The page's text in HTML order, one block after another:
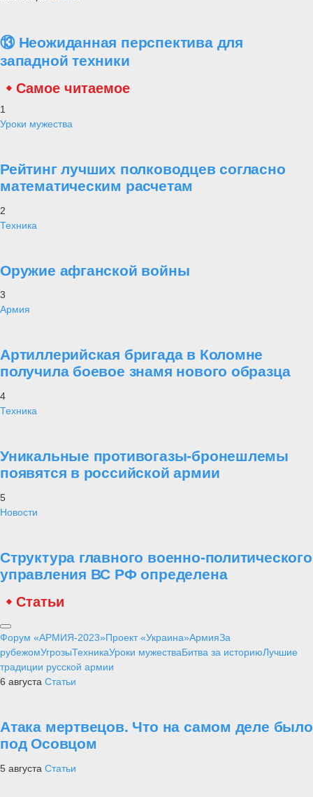
⑬ Неожиданная перспектива для
западной техники
Самое читаемое
1
Уроки мужества
Рейтинг лучших полководцев согласно
математическим расчетам
2
Техника
Оружие афганской войны
3
Армия
Артиллерийская бригада в Коломне
получила боевое знамя нового образца
4
Техника
Уникальные противогазы-бронешлемы
появятся в российской армии
5
Новости
Структура главного военно-политического
управления ВС РФ определена
Статьи
Форум «АРМИЯ-2023»Проект «Украина»АрмияЗа
рубежомУгрозыТехникаУроки мужестваБитва за историюЛучшие
традиции русской армии
6 августа Статьи
Атака мертвецов. Что на самом деле было
под Осовцом
5 августа Статьи